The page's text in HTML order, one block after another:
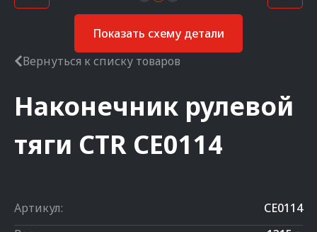
Показать схему детали
Вернуться к списку товаров
Наконечник рулевой
тяги CTR CE0114
Артикул:
CE0114